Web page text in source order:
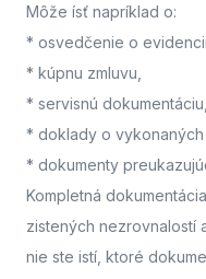
Môže ísť napríklad o:
* osvedčenie o
* kúpnu zmluvu,
* servisnú dokumentáciu,
* doklady o vykonaných
* dokumenty
Kompletná
zistených nezrovnalostí
nie ste istí, ktoré